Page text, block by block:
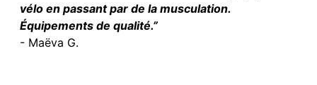
vélo en passant par de la musculation.
Équipements de qualité.”
- Maëva G.